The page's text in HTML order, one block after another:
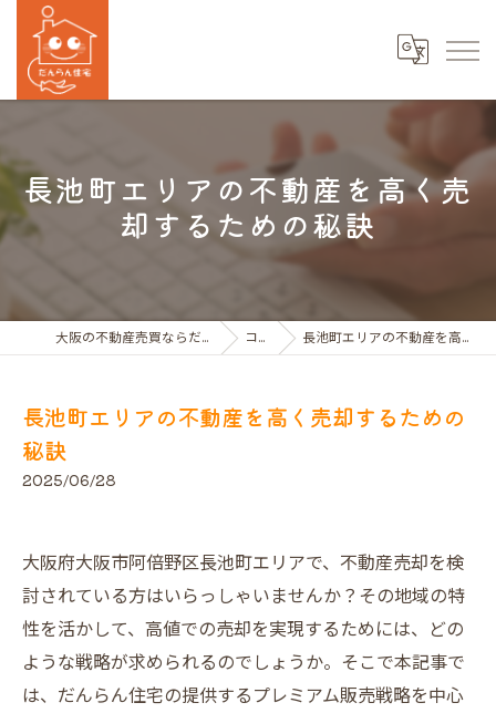
長池町エリアの不動産を高く売
却するための秘訣
大阪の不動産売買ならだんらん住宅株式会社 コラム 長池町エリアの不動産を高く売却するための秘訣
長池町エリアの不動産を高く売却するための
秘訣
2025/06/28
大阪府大阪市阿倍野区長池町エリアで、不動産売却を検
討されている方はいらっしゃいませんか？その地域の特
性を活かして、高値での売却を実現するためには、どの
ような戦略が求められるのでしょうか。そこで本記事で
は、だんらん住宅の提供するプレミアム販売戦略を中心